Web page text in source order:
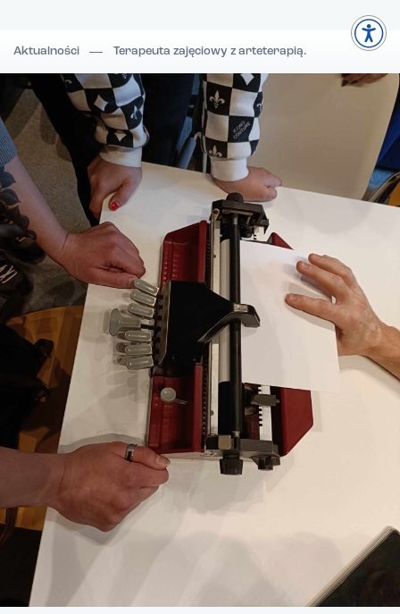
Aktualności Terapeuta zajęciowy z arteterapią.